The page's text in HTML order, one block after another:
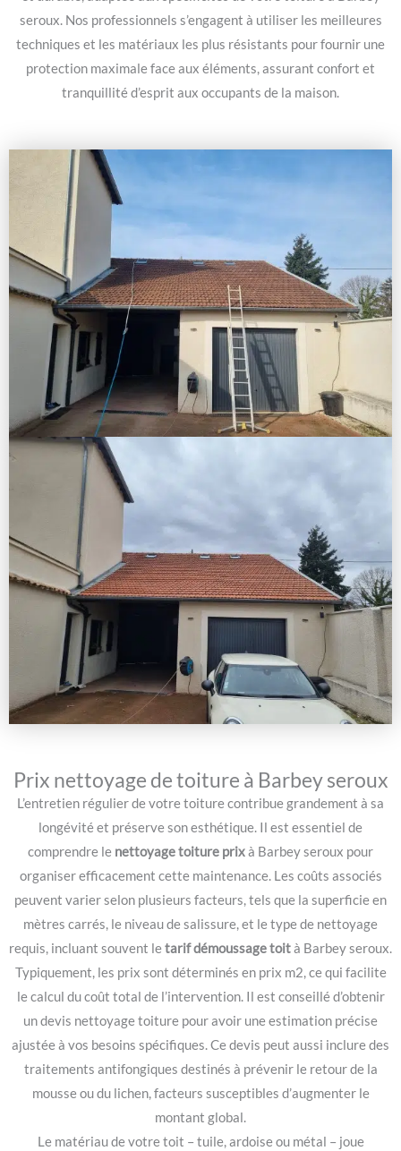
seroux. Nos professionnels s’engagent à utiliser les meilleures
techniques et les matériaux les plus résistants pour fournir une
protection maximale face aux éléments, assurant confort et
tranquillité d’esprit aux occupants de la maison.
Prix nettoyage de toiture à Barbey seroux
L’entretien régulier de votre toiture contribue grandement à sa
longévité et préserve son esthétique. Il est essentiel de
comprendre le nettoyage toiture prixà Barbey seroux pour
organiser efficacement cette maintenance. Les coûts associés
peuvent varier selon plusieurs facteurs, tels que la superficie en
mètres carrés, le niveau de salissure, et le type de nettoyage
requis, incluant souvent letarif démoussage toità Barbey seroux.
Typiquement, les prix sont déterminés en prix m2, ce qui facilite
le calcul du coût total de l’intervention. Il est conseillé d’obtenir
un devis nettoyage toiture pour avoir une estimation précise
ajustée à vos besoins spécifiques. Ce devis peut aussi inclure des
traitements antifongiques destinés à prévenir le retour de la
mousse ou du lichen, facteurs susceptibles d’augmenter le
montant global.
Le matériau de votre toit – tuile, ardoise ou métal – joue